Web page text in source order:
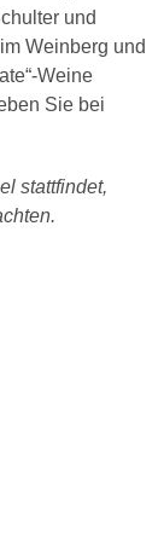
und
Weinberg und
Weine
Sie bei
stattfindet,